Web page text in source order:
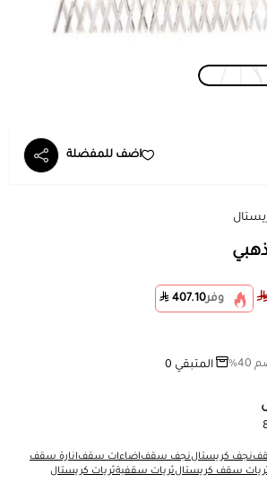
اضف للمفضلة
وفر407.10
المتبقي 0
نجف كريستالنجف سقفاضاءات سقفانارة سقف
سقف كريستالثريات سقفيةثريات كريستال